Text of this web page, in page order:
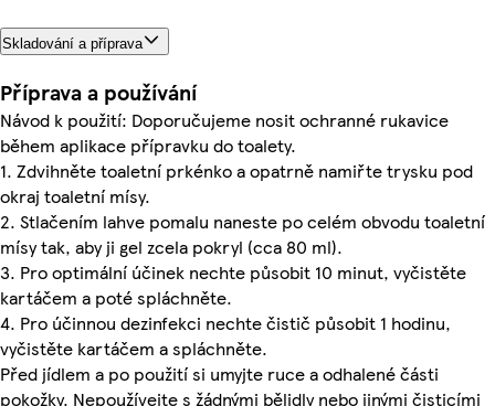
Skladování a příprava
Příprava a používání
Návod k použití: Doporučujeme nosit ochranné rukavice
během aplikace přípravku do toalety.
1. Zdvihněte toaletní prkénko a opatrně namiřte trysku pod
okraj toaletní mísy.
2. Stlačením lahve pomalu naneste po celém obvodu toaletní
mísy tak, aby ji gel zcela pokryl (cca 80 ml).
3. Pro optimální účinek nechte působit 10 minut, vyčistěte
kartáčem a poté spláchněte.
4. Pro účinnou dezinfekci nechte čistič působit 1 hodinu,
vyčistěte kartáčem a spláchněte.
Před jídlem a po použití si umyjte ruce a odhalené části
pokožky. Nepoužívejte s žádnými bělidly nebo jinými čisticími